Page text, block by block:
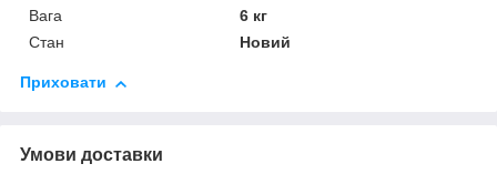
Вага
6 кг
Стан
Новий
Приховати
Умови доставки